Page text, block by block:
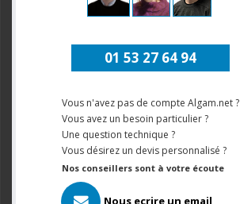
01 53 27 64 94
Vous n'avez pas de compte Algam.net ?
Vous avez un besoin particulier ?
Une question technique ?
Vous désirez un devis personnalisé ?
Nos conseillers sont à votre écoute
Nous ecrire un email